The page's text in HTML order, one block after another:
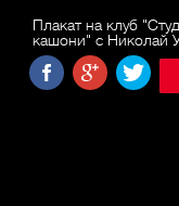
Плакат на клуб
кашони" с Николай